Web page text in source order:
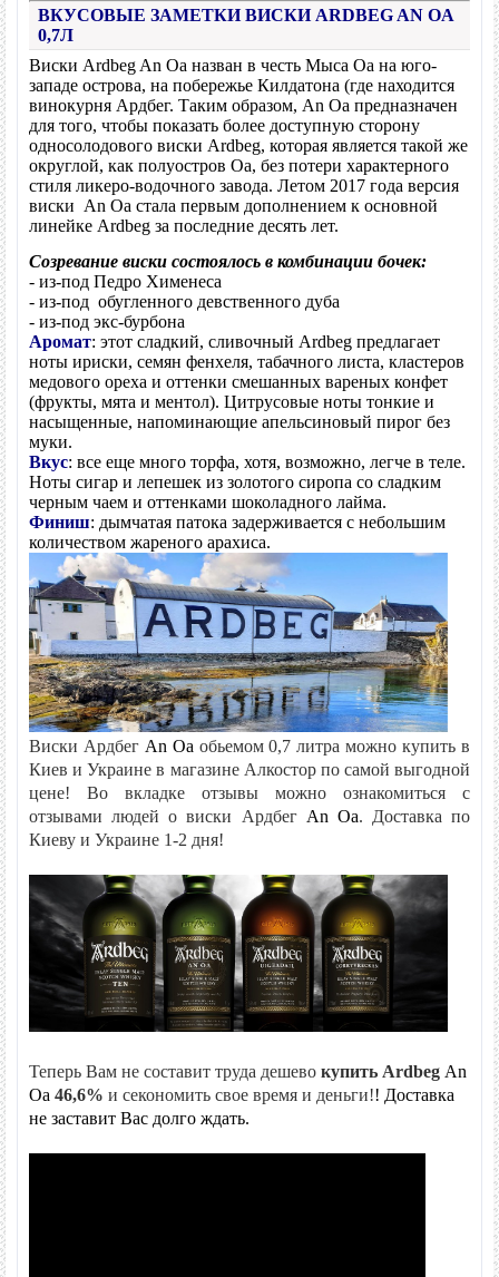
- или -
В закладки
В сравнение
Отзывов: 0
Метки:
ВКУСОВЫЕ ЗАМЕТКИ ВИСКИ ARDBEG AN OA
0,7Л
Виски Ardbeg An Oa назван в честь Мыса Оа на юго-
западе острова, на побережье Килдатона (где находится
винокурня Ардбег. Таким образом, An Oa предназначен
для того, чтобы показать более доступную сторону
односолодового виски Ardbeg, которая является такой же
округлой, как полуостров Oa, без потери характерного
стиля ликеро-водочного завода. Летом 2017 года версия
виски An Oa стала первым дополнением к основной
линейке Ardbeg за последние десять лет.
Созревание виски состоялось в комбинации бочек:
- из-под Педро Хименеса
- из-под обугленного девственного дуба
- из-под экс-бурбона
Аромат: этот сладкий, сливочный Ardbeg предлагает
ноты ириски, семян фенхеля, табачного листа, кластеров
медового ореха и оттенки смешанных вареных конфет
(фрукты, мята и ментол). Цитрусовые ноты тонкие и
насыщенные, напоминающие апельсиновый пирог без
муки.
Вкус: все еще много торфа, хотя, возможно, легче в теле.
Ноты сигар и лепешек из золотого сиропа со сладким
черным чаем и оттенками шоколадного лайма.
Финиш: дымчатая патока задерживается с небольшим
количеством жареного арахиса.
Виски Ардбег An Oa обьемом 0,7 литра можно купить в
Киев и Украине в магазине Алкостор по самой выгодной
цене! Во вкладке отзывы можно ознакомиться с
отзывами людей о виски Ардбег An Oa. Доставка по
Киеву и Украине 1-2 дня!
Теперь Вам не составит труда дешево купить Ardbeg An
Oa 46,6% и секономить свое время и деньги!! Доставка
не заставит Вас долго ждать.